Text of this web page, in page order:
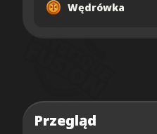
Wędrówka
Przegląd